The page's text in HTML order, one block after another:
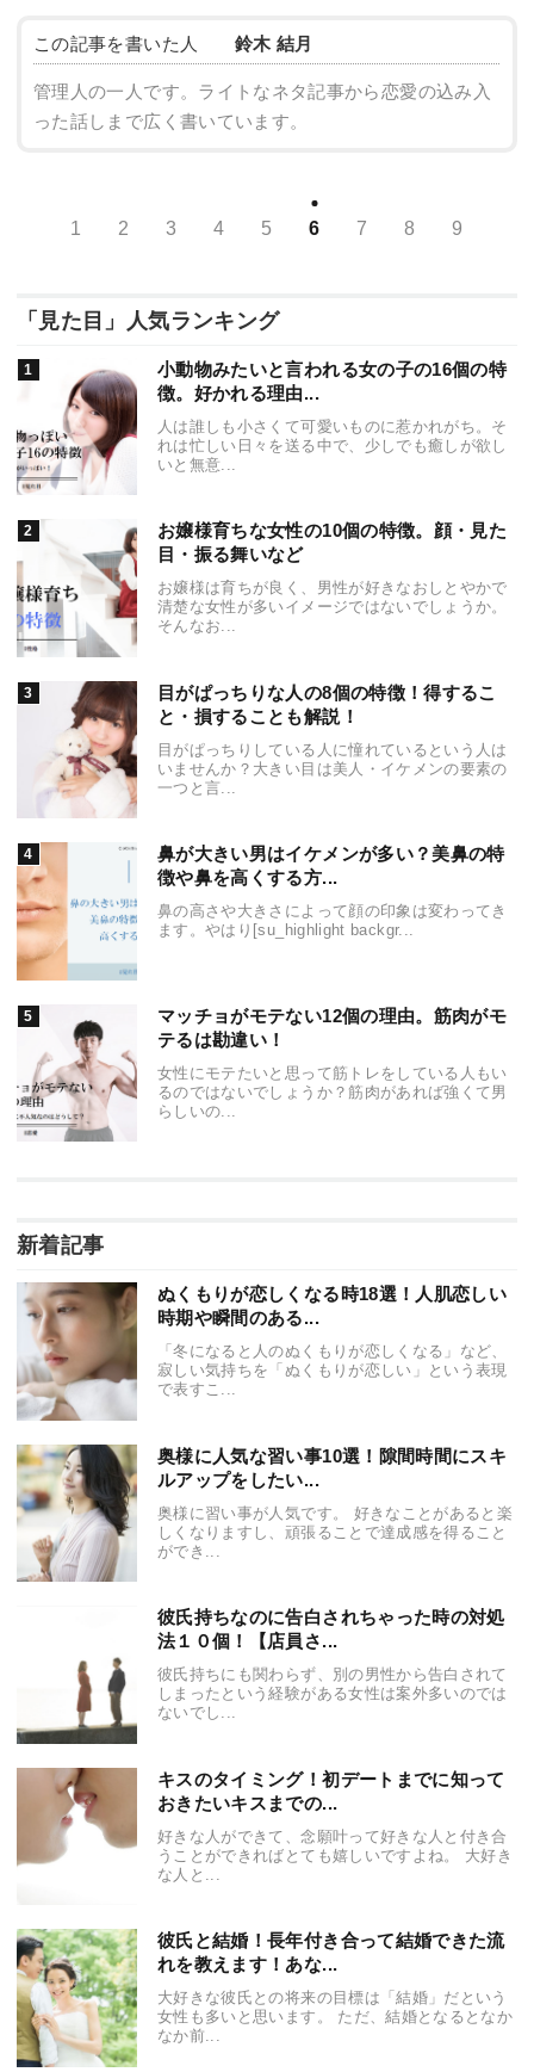
この記事を書いた人 鈴木 結月
管理人の一人です。ライトなネタ記事から恋愛の込み入
った話しまで広く書いています。
1 2 3 4 5 6 7 8 9
「見た目」人気ランキング
小動物みたいと言われる女の子の16個の特
徴。好かれる理由...
人は誰しも小さくて可愛いものに惹かれがち。そ
れは忙しい日々を送る中で、少しでも癒しが欲し
いと無意...
お嬢様育ちな女性の10個の特徴。顔・見た
目・振る舞いなど
お嬢様は育ちが良く、男性が好きなおしとやかで
清楚な女性が多いイメージではないでしょうか。
そんなお...
目がぱっちりな人の8個の特徴！得するこ
と・損することも解説！
目がぱっちりしている人に憧れているという人は
いませんか？大きい目は美人・イケメンの要素の
一つと言...
鼻が大きい男はイケメンが多い？美鼻の特
徴や鼻を高くする方...
鼻の高さや大きさによって顔の印象は変わってき
ます。やはり[su_highlight backgr...
マッチョがモテない12個の理由。筋肉がモ
テるは勘違い！
女性にモテたいと思って筋トレをしている人もい
るのではないでしょうか？筋肉があれば強くて男
らしいの...
新着記事
ぬくもりが恋しくなる時18選！人肌恋しい
時期や瞬間のある...
「冬になると人のぬくもりが恋しくなる」など、
寂しい気持ちを「ぬくもりが恋しい」という表現
で表すこ...
奥様に人気な習い事10選！隙間時間にスキ
ルアップをしたい...
奥様に習い事が人気です。 好きなことがあると楽
しくなりますし、頑張ることで達成感を得ること
ができ...
彼氏持ちなのに告白されちゃった時の対処
法１０個！【店員さ...
彼氏持ちにも関わらず、別の男性から告白されて
しまったという経験がある女性は案外多いのでは
ないでし...
キスのタイミング！初デートまでに知って
おきたいキスまでの...
好きな人ができて、念願叶って好きな人と付き合
うことができればとても嬉しいですよね。 大好き
な人と...
彼氏と結婚！長年付き合って結婚できた流
れを教えます！あな...
大好きな彼氏との将来の目標は「結婚」だという
女性も多いと思います。 ただ、結婚となるとなか
なか前...